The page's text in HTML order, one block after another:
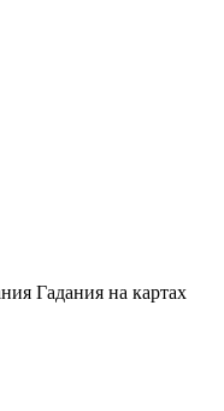
Гадания на картах